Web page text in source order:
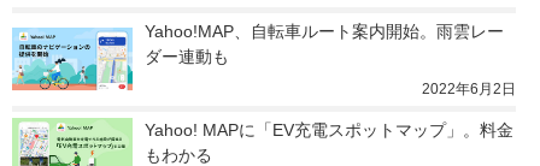
Yahoo!MAP、自転車ルート案内開始。雨雲レー
ダー連動も
2022年6月2日
Yahoo! MAPに「EV充電スポットマップ」。料金
もわかる